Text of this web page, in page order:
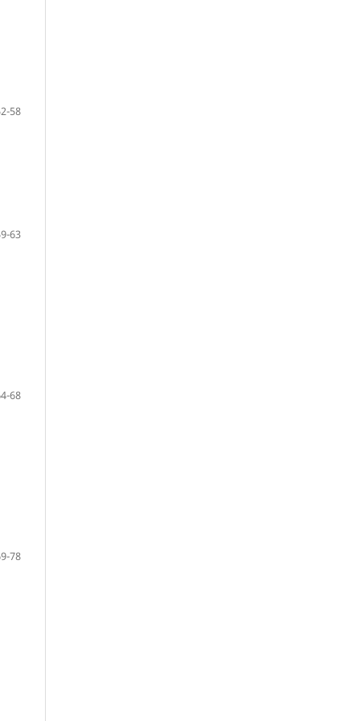
58
63
68
78